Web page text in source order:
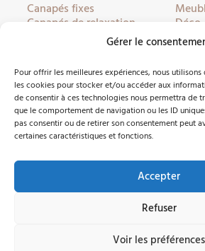
Gérer le
Pour offrir les meilleures expériences, nous
les cookies pour stocker et/ou accéder aux
de consentir à ces technologies nous permettra de
que le comportement de navigation ou les ID
pas consentir ou de retirer son consentement peut
certaines caractéristiques et fonctions.
Accepter
Refuser
Voir les préférences
Canapés fixes
Canapés de relaxation
Canapés convertibles
Meubles côté JOUR
Déco
Literie
FacebookInstagram
Nous contacter